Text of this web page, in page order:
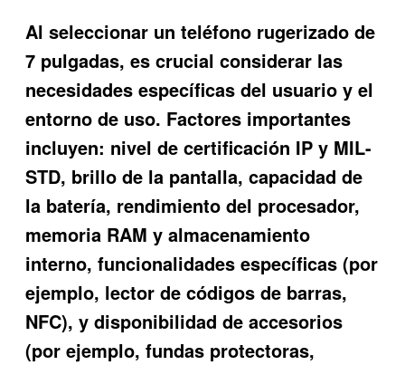
Al seleccionar un teléfono rugerizado de
7 pulgadas, es crucial considerar las
necesidades específicas del usuario y el
entorno de uso. Factores importantes
incluyen: nivel de certificación IP y MIL-
STD, brillo de la pantalla, capacidad de
la batería, rendimiento del procesador,
memoria RAM y almacenamiento
interno, funcionalidades específicas (por
ejemplo, lector de códigos de barras,
NFC), y disponibilidad de accesorios
(por ejemplo, fundas protectoras,